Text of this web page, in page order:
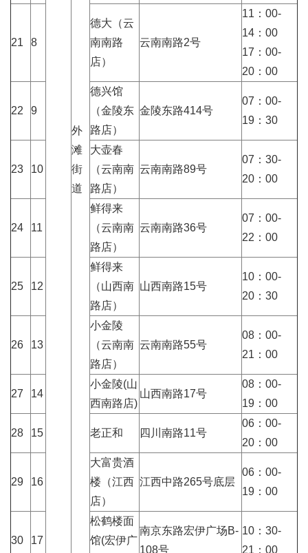
外
滩
街
道
21 8
德大（云
南南路
店）
云南南路2号
11：00-
14：00
17：00-
20：00
22 9
德兴馆
（金陵东
路店）
金陵东路414号
07：00-
19：30
23 10
大壶春
（云南南
路店）
云南南路89号
07：30-
20：00
24 11
鲜得来
（云南南
路店）
云南南路36号
07：00-
22：00
25 12
鲜得来
（山西南
路店）
山西南路15号
10：00-
20：30
26 13
小金陵
（云南南
路店）
云南南路55号
08：00-
21：00
27 14
小金陵(山
西南路店)
山西南路17号
08：00-
19：00
28 15 老正和 四川南路11号
06：00-
20：00
29 16
大富贵酒
楼（江西
店）
江西中路265号底层
06：00-
19：00
30 17
松鹤楼面
馆(宏伊广
南京东路宏伊广场B-
108号
10：30-
21：00